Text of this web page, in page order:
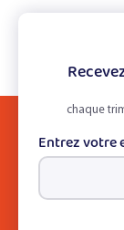
chaque
Entrez votre